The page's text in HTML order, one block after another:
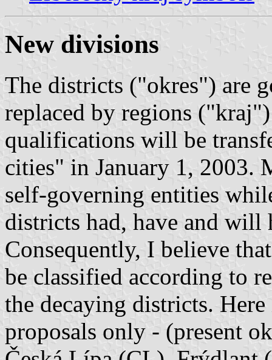
New divisions
The districts ("okres") are
replaced by regions
qualifications will be
cities" in January 1, 2003.
self-governing entities
districts had, have and
Consequently, I believe
be classified according to
the decaying districts.
proposals only - (present